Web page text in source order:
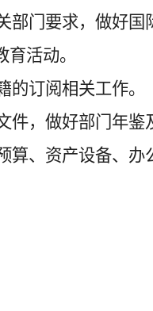
门要求，做好国
活动。
的订阅相关工作。
，做好部门年鉴
、资产设备、办